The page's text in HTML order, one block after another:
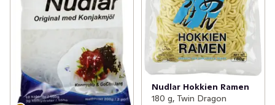
Nudlar Hokkien Ramen
180 g, Twin Dragon